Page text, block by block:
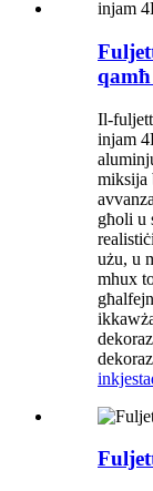
Il-
injam
miksija
għoli u
użu, u
mhux
inkjesta